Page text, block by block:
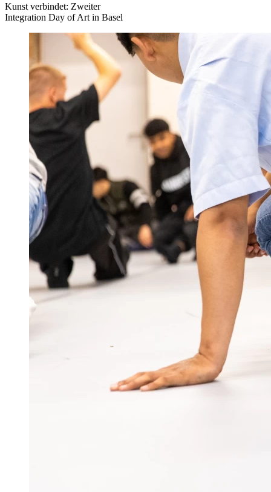
Kunst verbindet: Zweiter
Integration Day of Art in Basel